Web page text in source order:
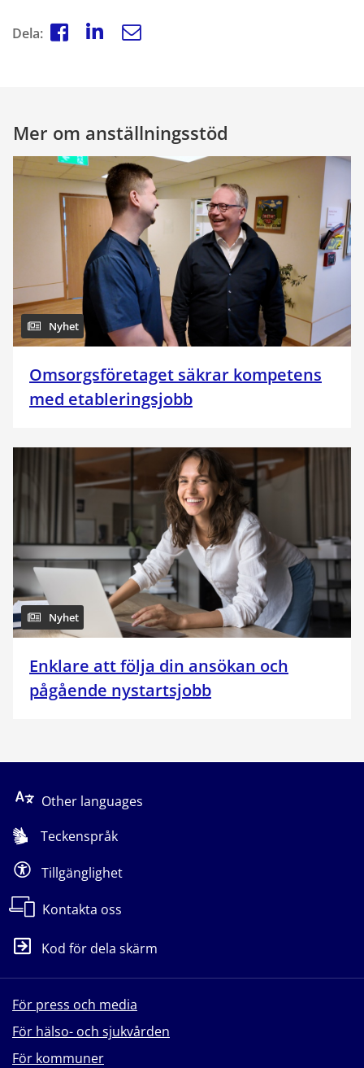
Dela:
Mer om anställningsstöd
Nyhet
Omsorgsföretaget säkrar kompetens
med etableringsjobb
Nyhet
Enklare att följa din ansökan och
pågående nystartsjobb
Other languages
Teckenspråk
Tillgänglighet
Kontakta oss
Kod för dela skärm
För press och media
För hälso- och sjukvården
För kommuner